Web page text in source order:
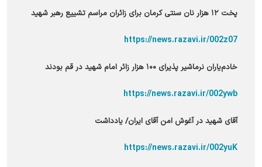
پخت ۱۲ هزار نان سنتی کرمان برای زائران مراسم تشییع رهبر شهید
https://news.razavi.ir/002z07
خادم‌یاران نرماشیر پذیرای ۱۰۰ هزار زائر امام شهید در قم بودند
https://news.razavi.ir/002ywb
آقای شهید در آغوش امن آقای ایران/ یادداشت
https://news.razavi.ir/002yuK